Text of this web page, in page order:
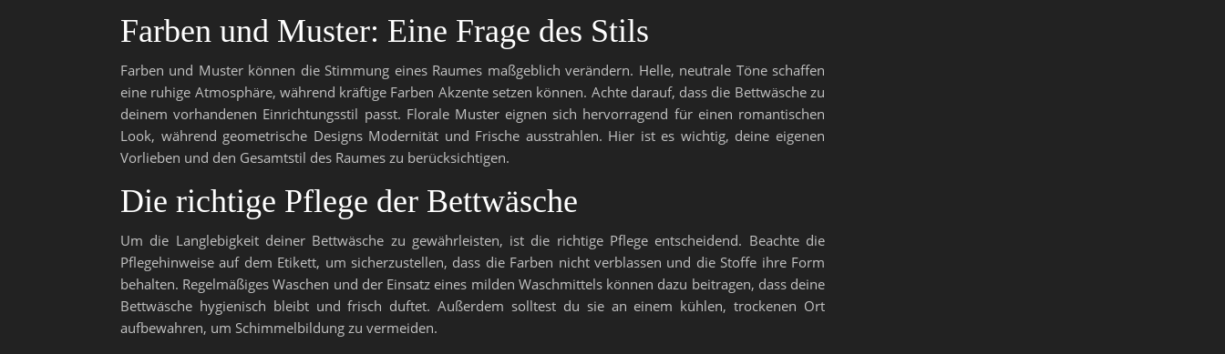
Farben und Muster: Eine Frage des Stils
Farben und Muster können die Stimmung eines Raumes maßgeblich verändern. Helle, neutrale Töne schaffen
eine ruhige Atmosphäre, während kräftige Farben Akzente setzen können. Achte darauf, dass die Bettwäsche zu
deinem vorhandenen Einrichtungsstil passt. Florale Muster eignen sich hervorragend für einen romantischen
Look, während geometrische Designs Modernität und Frische ausstrahlen. Hier ist es wichtig, deine eigenen
Vorlieben und den Gesamtstil des Raumes zu berücksichtigen.
Die richtige Pflege der Bettwäsche
Um die Langlebigkeit deiner Bettwäsche zu gewährleisten, ist die richtige Pflege entscheidend. Beachte die
Pflegehinweise auf dem Etikett, um sicherzustellen, dass die Farben nicht verblassen und die Stoffe ihre Form
behalten. Regelmäßiges Waschen und der Einsatz eines milden Waschmittels können dazu beitragen, dass deine
Bettwäsche hygienisch bleibt und frisch duftet. Außerdem solltest du sie an einem kühlen, trockenen Ort
aufbewahren, um Schimmelbildung zu vermeiden.